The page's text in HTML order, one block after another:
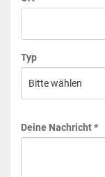
Typ
Deine Nachricht *